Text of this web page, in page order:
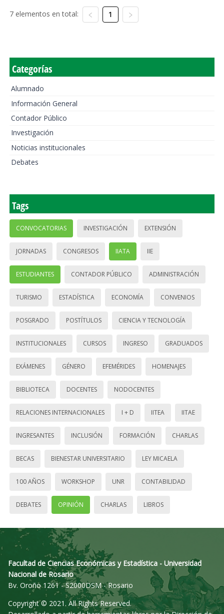
7 elementos en total: 1
Categorías
Alumnado
Información General
Contador Público
Investigación
Noticias institucionales
Debates
Tags
CONVOCATORIAS INVESTIGACIÓN EXTENSIÓN
JORNADAS CONGRESOS IIATA IIE
ESTUDIANTES CONTADOR PÚBLICO ADMINISTRACIÓN
TURISMO ESTADÍSTICA ECONOMÍA CONVENIOS
POSGRADO POSTÍTULOS CIENCIA Y TECNOLOGÍA
INSTITUCIONALES CURSOS INGRESO GRADUADOS
EXÁMENES GÉNERO EFEMÉRIDES HOMENAJES
BIBLIOTECA DOCENTES NODOCENTES
RELACIONES INTERNACIONALES I + D IITEA IITAE
INGRESANTES INCLUSIÓN FORMACIÓN CHARLAS
BECAS BIENESTAR UNIVERSITARIO LEY MICAELA
100 AÑOS WORKSHOP UNR CONTABILIDAD
DEBATES OPINIÓN CHARLAS LIBROS
Facultad de Ciencias Económicas y Estadística - Universidad
Nacional de Rosario
Bv. Oroño 1261 - S2000DSM - Rosario
Copyright © 2021. All Rights Reserved.